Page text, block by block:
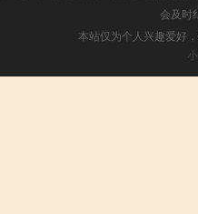
会及时
本站仅为个人兴趣爱好